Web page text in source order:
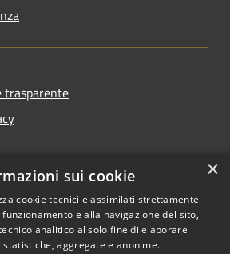
trasparente
Copyright © 2026 • Comune di
×
sui cookie
cookie tecnici e assimilati strettamente
e alla navigazione del sito,
analitico al solo fine di elaborare
statistiche, aggregate e anonime.